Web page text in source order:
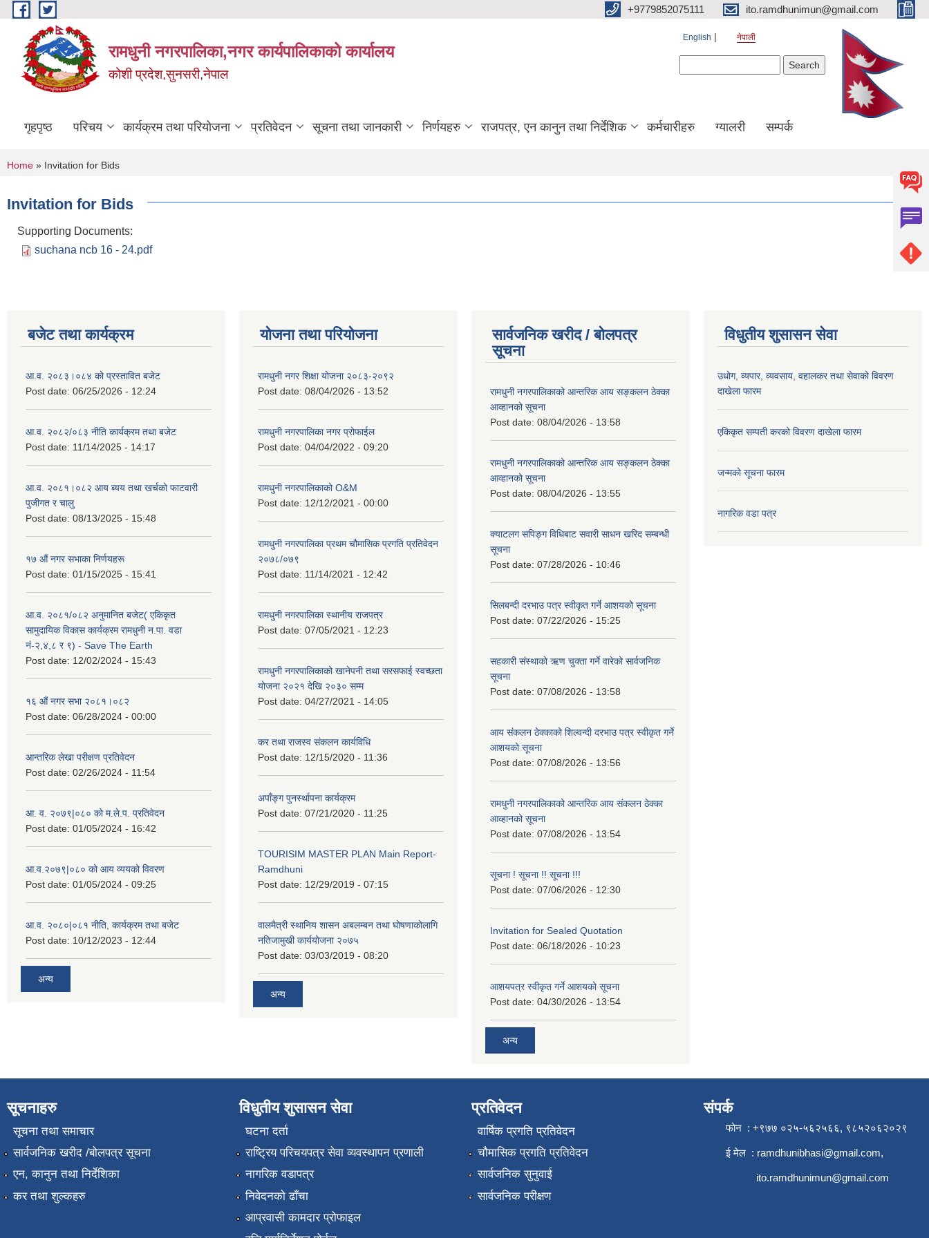
Skip to main content +9779852075111 ito.ramdhunimun@gmail.com
रामधुनी नगरपालिका,नगर कार्यपालिकाको कार्यालय
कोशी प्रदेश,सुनसरी,नेपाल
English नेपाली
गृहपृष्ठ परिचय कार्यक्रम तथा परियोजना प्रतिवेदन सूचना तथा जानकारी निर्णयहरु राजपत्र, एन कानुन तथा निर्देशिक कर्मचारीहरु ग्यालरी सम्पर्क
You are here
Home » Invitation for Bids
Invitation for Bids
Supporting Documents:
suchana ncb 16 - 24.pdf
बजेट तथा कार्यक्रम
आ.व. २०८३।०८४ को प्रस्तावित बजेट
Post date: 06/25/2026 - 12:24
आ.व. २०८२/०८३ नीति कार्यक्रम तथा बजेट
Post date: 11/14/2025 - 14:17
आ.व. २०८१।०८२ आय ब्यय तथा खर्चको फाटवारी
पुजीगत र चालु
Post date: 08/13/2025 - 15:48
१७ औं नगर सभाका निर्णयहरू
Post date: 01/15/2025 - 15:41
आ.व. २०८१/०८२ अनुमानित बजेट( एकिकृत
सामुदायिक विकास कार्यक्रम रामधुनी न.पा. वडा
नं-२,४,८ र ९) - Save The Earth
Post date: 12/02/2024 - 15:43
१६ औं नगर सभा २०८१।०८२
Post date: 06/28/2024 - 00:00
आन्तरिक लेखा परीक्षण प्रतिवेदन
Post date: 02/26/2024 - 11:54
आ. व. २०७९|०८० को म.ले.प. प्रतिवेदन
Post date: 01/05/2024 - 16:42
आ.व.२०७९|०८० को आय व्ययको विवरण
Post date: 01/05/2024 - 09:25
आ.व. २०८०|०८१ नीति, कार्यक्रम तथा बजेट
Post date: 10/12/2023 - 12:44
अन्य
योजना तथा परियोजना
रामधुनी नगर शिक्षा योजना २०८३-२०९२
Post date: 08/04/2026 - 13:52
रामधुनी नगरपालिका नगर प्रोफाईल
Post date: 04/04/2022 - 09:20
रामधुनी नगरपालिकाको O&M
Post date: 12/12/2021 - 00:00
रामधुनी नगरपालिका प्रथम चौमासिक प्रगति प्रतिवेदन
२०७८/०७९
Post date: 11/14/2021 - 12:42
रामधुनी नगरपालिका स्थानीय राजपत्र
Post date: 07/05/2021 - 12:23
रामधुनी नगरपालिकाको खानेपनी तथा सरसफाई स्वच्छता
योजना २०२१ देखि २०३० सम्म
Post date: 04/27/2021 - 14:05
कर तथा राजस्व संकलन कार्यविधि
Post date: 12/15/2020 - 11:36
अपाँङ्ग पुनर्स्थापना कार्यक्रम
Post date: 07/21/2020 - 11:25
TOURISIM MASTER PLAN Main Report-
Ramdhuni
Post date: 12/29/2019 - 07:15
वालमैत्री स्थानिय शासन अबलम्बन तथा घोषणाकोलागि
नतिजामुखी कार्ययोजना २०७५
Post date: 03/03/2019 - 08:20
अन्य
सार्वजनिक खरीद / बोलपत्र
सूचना
रामधुनी नगरपालिकाको आन्तरिक आय सङ्कलन ठेक्का
आव्हानको सूचना
Post date: 08/04/2026 - 13:58
रामधुनी नगरपालिकाको आन्तरिक आय सङ्कलन ठेक्का
आव्हानको सूचना
Post date: 08/04/2026 - 13:55
क्याटलग सपिङ्ग विधिबाट सवारी साधन खरिद सम्बन्धी
सूचना
Post date: 07/28/2026 - 10:46
सिलबन्दी दरभाउ पत्र स्वीकृत गर्ने आशयको सूचना
Post date: 07/22/2026 - 15:25
सहकारी संस्थाको ऋण चुक्ता गर्ने वारेको सार्वजनिक
सूचना
Post date: 07/08/2026 - 13:58
आय संकलन ठेक्काको शिल्वन्दी दरभाउ पत्र स्वीकृत गर्ने
आशयको सूचना
Post date: 07/08/2026 - 13:56
रामधुनी नगरपालिकाको आन्तरिक आय संकलन ठेक्का
आव्हानको सूचना
Post date: 07/08/2026 - 13:54
सूचना ! सूचना !! सूचना !!!
Post date: 07/06/2026 - 12:30
Invitation for Sealed Quotation
Post date: 06/18/2026 - 10:23
आशयपत्र स्वीकृत गर्ने आशयको सूचना
Post date: 04/30/2026 - 13:54
अन्य
विधुतीय शुसासन सेवा
उधोग, व्यपार, व्यवसाय, वहालकर तथा सेवाको विवरण
दाखेला फारम
एकिकृत सम्पती करको विवरण दाखेला फारम
जन्मको सूचना फारम
नागरिक वडा पत्र
सूचनाहरु
सूचना तथा समाचार
सार्वजनिक खरीद /बोलपत्र सूचना
एन, कानुन तथा निर्देशिका
कर तथा शुल्कहरु
विधुतीय शुसासन सेवा
घटना दर्ता
राष्ट्रिय परिचयपत्र सेवा व्यवस्थापन प्रणाली
नागरिक वडापत्र
निवेदनको ढाँचा
आप्रवासी कामदार प्रोफाइल
प्रतिवेदन
वार्षिक प्रगति प्रतिवेदन
चौमासिक प्रगति प्रतिवेदन
सार्वजनिक सुनुवाई
सार्वजनिक परीक्षण
संपर्क
फोन : +९७७ ०२५-५६२५६६, ९८५२०६२०२९
ई मेल : ramdhunibhasi@gmail.com,
ito.ramdhunimun@gmail.com